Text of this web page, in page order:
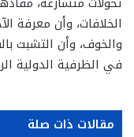
الخلافات، وأن معرفة
والخوف، وأن التشبث
في الظرفية الدولية
مقالات ذات صلة